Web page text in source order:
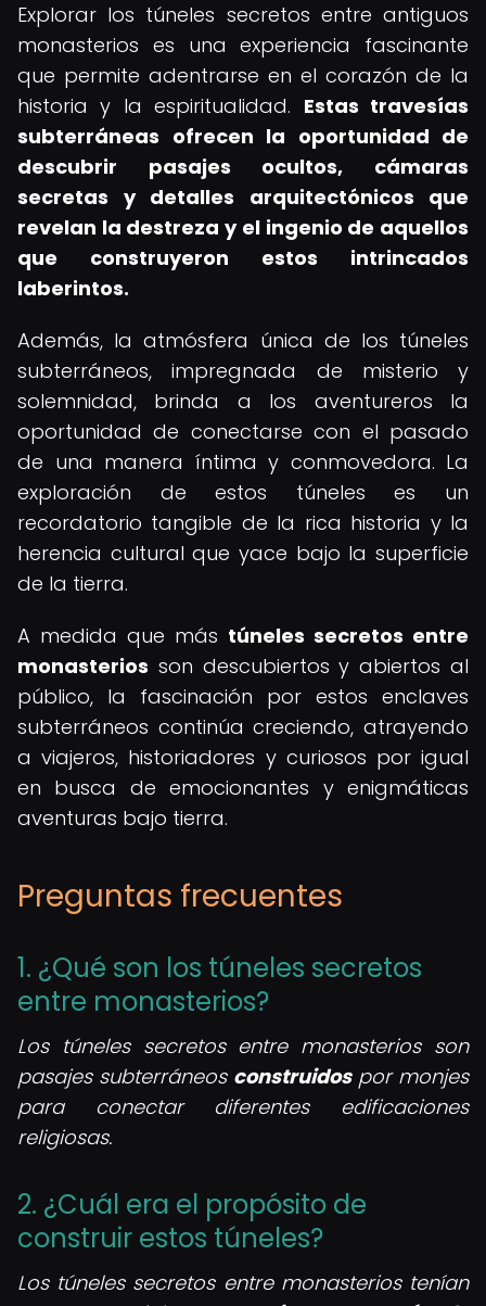
Explorar los túneles secretos entre antiguos
monasterios es una experiencia fascinante
que permite adentrarse en el corazón de la
historia y la espiritualidad. Estas travesías
subterráneas ofrecen la oportunidad de
descubrir pasajes ocultos, cámaras
secretas y detalles arquitectónicos que
revelan la destreza y el ingenio de aquellos
que construyeron estos intrincados
laberintos.
Además, la atmósfera única de los túneles
subterráneos, impregnada de misterio y
solemnidad, brinda a los aventureros la
oportunidad de conectarse con el pasado
de una manera íntima y conmovedora. La
exploración de estos túneles es un
recordatorio tangible de la rica historia y la
herencia cultural que yace bajo la superficie
de la tierra.
A medida que más túneles secretos entre
monasterios son descubiertos y abiertos al
público, la fascinación por estos enclaves
subterráneos continúa creciendo, atrayendo
a viajeros, historiadores y curiosos por igual
en busca de emocionantes y enigmáticas
aventuras bajo tierra.
Preguntas frecuentes
1. ¿Qué son los túneles secretos
entre monasterios?
Los túneles secretos entre monasterios son
pasajes subterráneos construidospor monjes
para conectar diferentes edificaciones
religiosas.
2. ¿Cuál era el propósito de
construir estos túneles?
Los túneles secretos entre monasterios tenían